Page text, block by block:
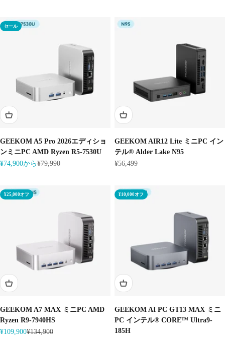
セール
GEEKOM A5 Pro 2026エディショ
ンミニPC AMD Ryzen R5-7530U
セール価格
¥74,900から通常価格
¥79,990
GEEKOM AIR12 Lite ミニPC イン
テル® Alder Lake N95
セール価格
¥56,499
¥25,000オフ
GEEKOM A7 MAX ミニPC AMD
Ryzen R9-7940HS
セール価格
¥109,900通常価格
¥134,900
¥10,000オフ
GEEKOM AI PC GT13 MAX ミニ
PC インテル® CORE™ Ultra9-
185H